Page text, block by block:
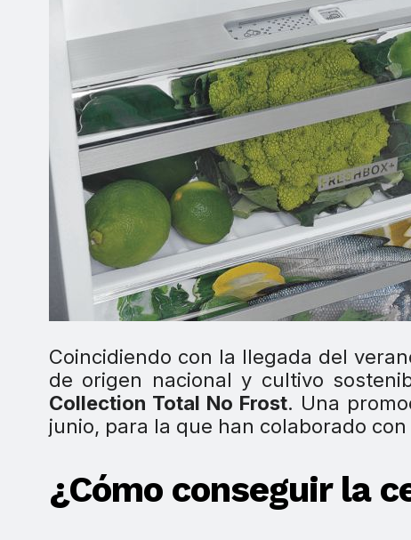
Coincidiendo con la llegada del
de origen nacional y cultivo
Collection Total No Frost. Una
junio, para la que han colaborado
¿Cómo conseguir la